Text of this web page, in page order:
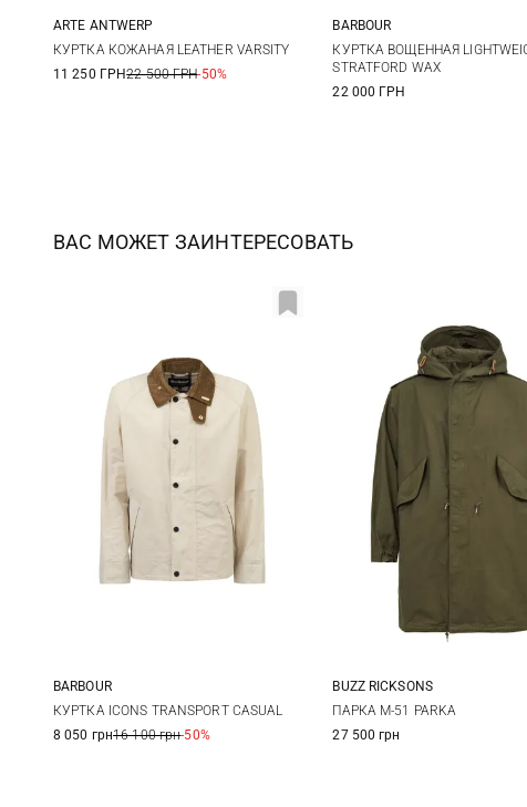
XS S M
ARTE ANTWERP
КУРТКА КОЖАНАЯ LEATHER VARSITY
11 250 ГРН22 500 ГРН-50%
S M L
XXL
BARBOUR
КУРТКА ВОЩЕННАЯ
STRATFORD WAX
22 000 ГРН
ВАС МОЖЕТ ЗАИНТЕРЕСОВАТЬ
M L XL XXL
BARBOUR
КУРТКА ICONS TRANSPORT CASUAL
8 050 грн16 100 грн-50%
S M
BUZZ RICKSONS
ПАРКА M-51 PARKA
27 500 грн